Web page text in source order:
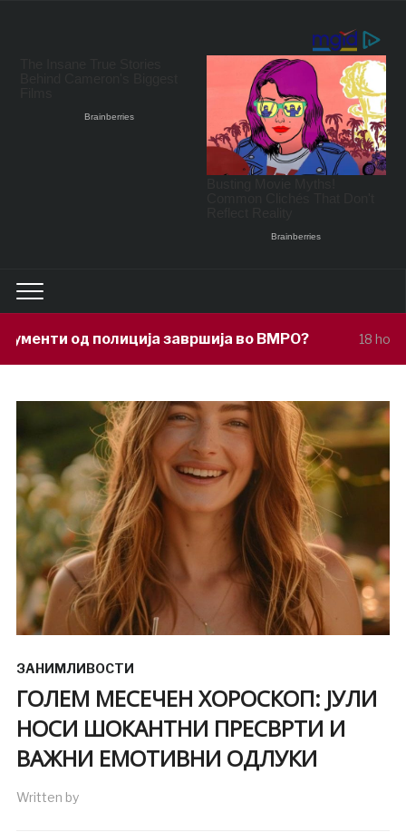
завршија во ВМРО? 18 hours ago Под
ЗАНИМЛИВОСТИ
ГОЛЕМ МЕСЕЧЕН ХОРОСКОП: ЈУЛИ
НОСИ ШОКАНТНИ ПРЕСВРТИ И
ВАЖНИ ЕМОТИВНИ ОДЛУКИ
Written by